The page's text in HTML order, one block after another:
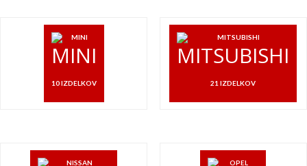
MINI
10 IZDELKOV
MITSUBISHI
21 IZDELKOV